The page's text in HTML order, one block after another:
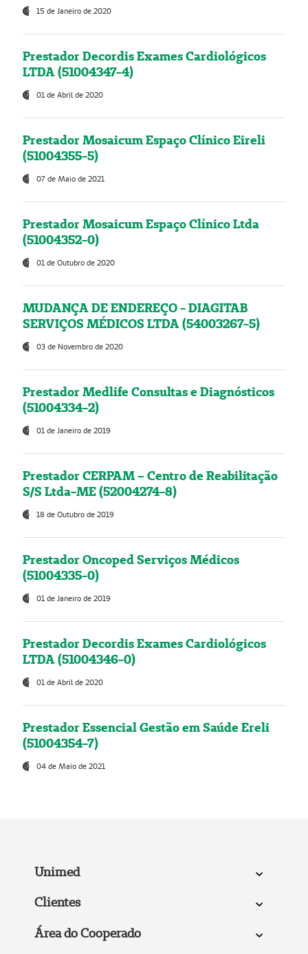
15 de Janeiro de 2020
Prestador Decordis Exames Cardiológicos
LTDA (51004347-4)
01 de Abril de 2020
Prestador Mosaicum Espaço Clínico Eireli
(51004355-5)
07 de Maio de 2021
Prestador Mosaicum Espaço Clínico Ltda
(51004352-0)
01 de Outubro de 2020
MUDANÇA DE ENDEREÇO - DIAGITAB
SERVIÇOS MÉDICOS LTDA (54003267-5)
03 de Novembro de 2020
Prestador Medlife Consultas e Diagnósticos
(51004334-2)
01 de Janeiro de 2019
Prestador CERPAM – Centro de Reabilitação
S/S Ltda-ME (52004274-8)
18 de Outubro de 2019
Prestador Oncoped Serviços Médicos
(51004335-0)
01 de Janeiro de 2019
Prestador Decordis Exames Cardiológicos
LTDA (51004346-0)
01 de Abril de 2020
Prestador Essencial Gestão em Saúde Ereli
(51004354-7)
04 de Maio de 2021
Unimed
Clientes
Área do Cooperado